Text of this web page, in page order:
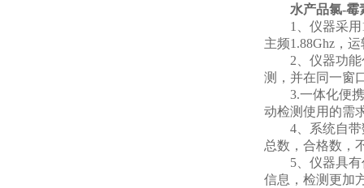
水产品氯-霉
1、仪器采用
主频1.88Ghz，
2、仪器功能包
测，并在同一窗
3.一体化便携
动检测使用的需
4、系统自带数
总数，合格数，
5、仪器具有任
信息，检测更加